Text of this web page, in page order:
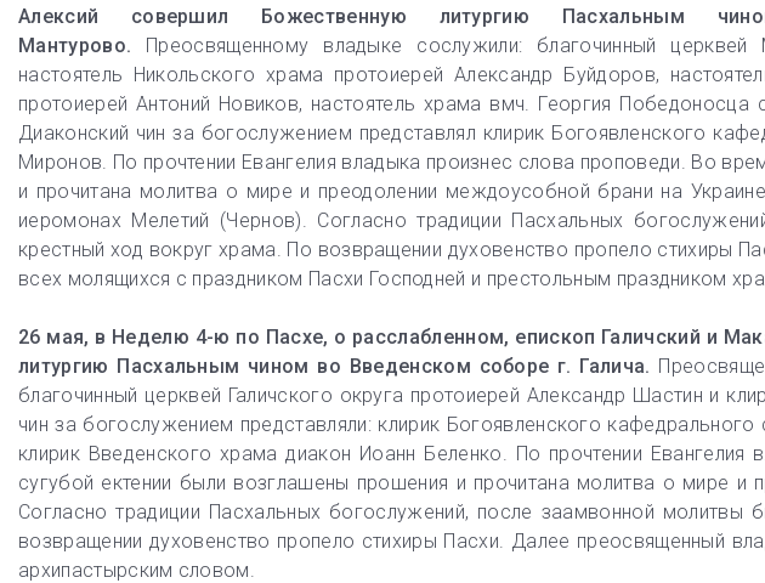
Алексий совершил Божественную литургию Пасхальным
Мантурово. Преосвященному владыке сослужили: благочинный
настоятель Никольского храма протоиерей Александр Буйдоров,
протоиерей Антоний Новиков, настоятель храма вмч. Георгия
Диаконский чин за богослужением представлял клирик Богоявленского
Миронов. По прочтении Евангелия владыка произнес слова проповеди. Во
и прочитана молитва о мире и преодолении междоусобной брани на
иеромонах Мелетий (Чернов). Согласно традиции Пасхальных
крестный ход вокруг храма. По возвращении духовенство пропело стихиры
всех молящихся с праздником Пасхи Господней и престольным праздником
26 мая, в Неделю 4-ю по Пасхе, о расслабленном, епископ Галичский и
литургию Пасхальным чином во Введенском соборе г. Галича.
благочинный церквей Галичского округа протоиерей Александр Шастин и
чин за богослужением представляли: клирик Богоявленского
клирик Введенского храма диакон Иоанн Беленко. По прочтении
сугубой ектении были возглашены прошения и прочитана молитва о мире и
Согласно традиции Пасхальных богослужений, после заамвонной
возвращении духовенство пропело стихиры Пасхи. Далее преосвященный
архипастырским словом.